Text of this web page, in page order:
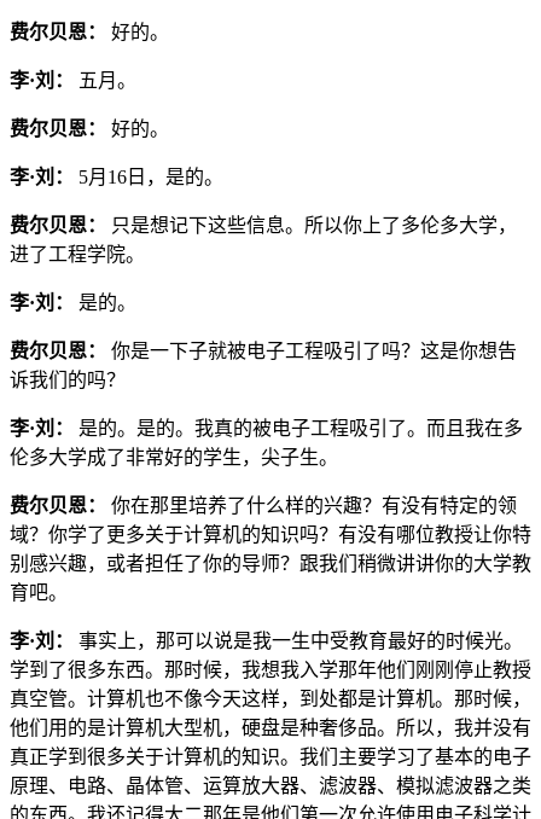
费尔贝恩： 好的。
李·刘： 五月。
费尔贝恩： 好的。
李·刘： 5月16日，是的。
费尔贝恩：
只是想记下这些信息。所以你上了多伦多大学，
进了工程学院。
李·刘： 是的。
费尔贝恩：
你是一下子就被电子工程吸引了吗？这是你想告
诉我们的吗？
李·刘：
是的。是的。我真的被电子工程吸引了。而且我在多
伦多大学成了非常好的学生，尖子生。
费尔贝恩：
你在那里培养了什么样的兴趣？有没有特定的领
域？你学了更多关于计算机的知识吗？有没有哪位教授让你特
别感兴趣，或者担任了你的导师？跟我们稍微讲讲你的大学教
育吧。
李·刘：
事实上，那可以说是我一生中受教育最好的时候光。
学到了很多东西。那时候，我想我入学那年他们刚刚停止教授
真空管。计算机也不像今天这样，到处都是计算机。那时候，
他们用的是计算机大型机，硬盘是种奢侈品。所以，我并没有
真正学到很多关于计算机的知识。我们主要学习了基本的电子
原理、电路、晶体管、运算放大器、滤波器、模拟滤波器之类
的东西。我还记得大二那年是他们第一次允许使用电子科学计